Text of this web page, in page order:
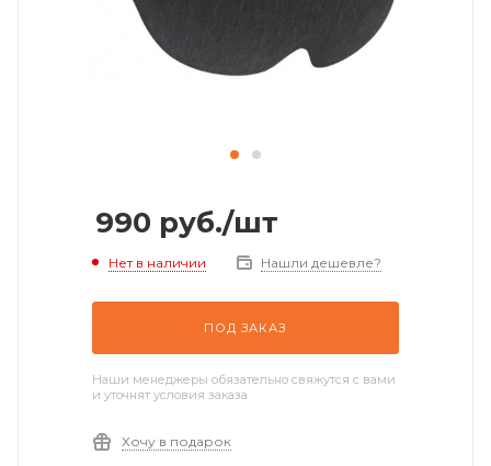
990 руб./шт
Нет в наличии Нашли дешевле?
ПОД ЗАКАЗ
Наши менеджеры обязательно свяжутся с вами
и уточнят условия заказа
Хочу в подарок